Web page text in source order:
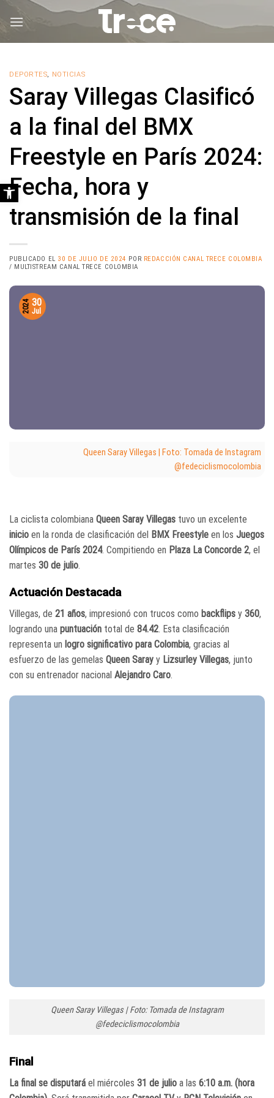
DEPORTES, NOTICIAS
Saray Villegas Clasificó
a la final del BMX
Freestyle en París 2024:
Fecha, hora y
transmisión de la final
PUBLICADO EL 30 DE JULIO DE 2024 POR REDACCIÓN CANAL TRECE COLOMBIA
/ MULTISTREAM CANAL TRECE COLOMBIA
Queen Saray Villegas | Foto: Tomada de Instagram
@fedeciclismocolombia
30
Jul
2024
La ciclista colombiana Queen Saray Villegas tuvo un excelente
inicio en la ronda de clasificación del BMX Freestyle en los Juegos
Olímpicos de París 2024. Compitiendo en Plaza La Concorde 2, el
martes 30 de julio.
Actuación Destacada
Villegas, de 21 años, impresionó con trucos como backflips y 360,
logrando una puntuación total de 84.42. Esta clasificación
representa un logro significativo para Colombia, gracias al
esfuerzo de las gemelas Queen Saray y Lizsurley Villegas, junto
con su entrenador nacional Alejandro Caro.
Queen Saray Villegas | Foto: Tomada de Instagram
@fedeciclismocolombia
Final
La final se disputará el miércoles 31 de julio a las 6:10 a.m. (hora
Abrir barra de herramientas